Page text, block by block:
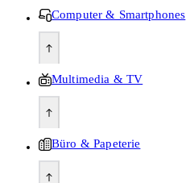
Computer & Smartphones
Multimedia & TV
Büro & Papeterie